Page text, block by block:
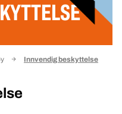
Innvendig beskyttelse